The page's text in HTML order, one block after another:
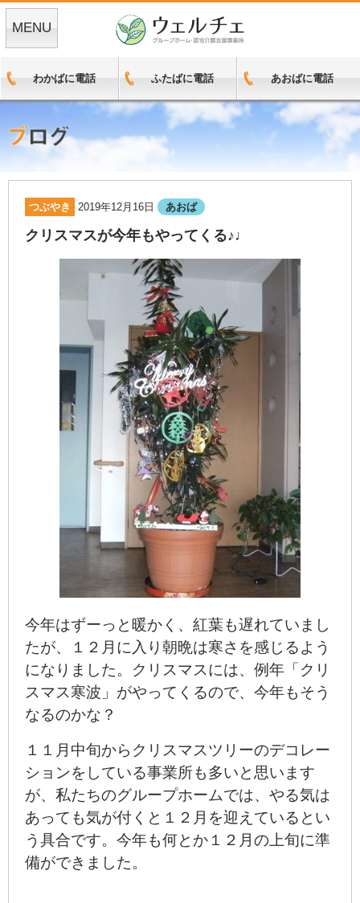
MENU
わかばに電話 ふたばに電話 あおばに電話
つぶやき 2019年12月16日 あおば
クリスマスが今年もやってくる♪♩
今年はずーっと暖かく、紅葉も遅れていまし
たが、１２月に入り朝晩は寒さを感じるよう
になりました。クリスマスには、例年「クリ
スマス寒波」がやってくるので、今年もそう
なるのかな？
１１月中旬からクリスマスツリーのデコレー
ションをしている事業所も多いと思います
が、私たちのグループホームでは、やる気は
あっても気が付くと１２月を迎えているとい
う具合です。今年も何とか１２月の上旬に準
備ができました。